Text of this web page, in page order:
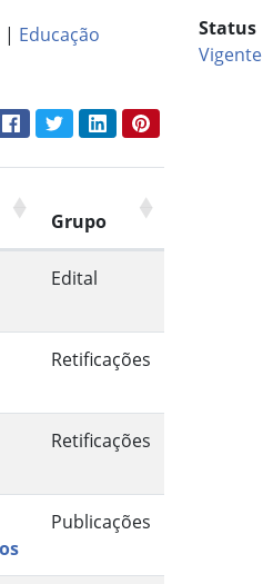
| Educação
conteúdo:
FacebookTwitterLinkedInPinterest
Grupo
Edital
Retificações
Retificações
Publicações
Status
Vigente